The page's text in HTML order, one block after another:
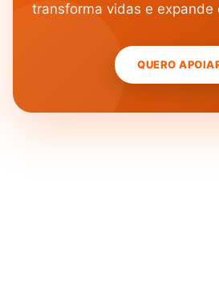
transforma vidas e expande
QUERO
Outro assunto